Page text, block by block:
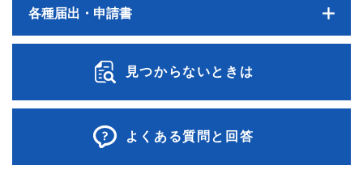
各種届出・申請書
見つからないときは
よくある質問と回答